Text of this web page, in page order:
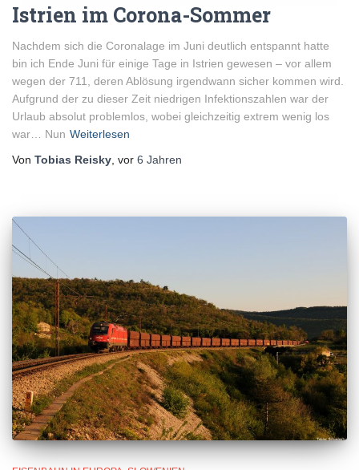
Istrien im Corona-Sommer
Nachdem sich die Coronalage im Juni deutlich entspannt hatte
bin ich Ende Juni für einige Tage in Istrien gewesen – vor allem
wegen der 711, deren Ablösung irgendwann sicher kommen wird.
Aufgrund der zu dieser Zeit niedrigen Infektionszahlen war der
Urlaub absolut problemlos, wobei gleichzeitig extrem wenig los
war… Nun Weiterlesen
Von Tobias Reisky, vor 6 Jahren